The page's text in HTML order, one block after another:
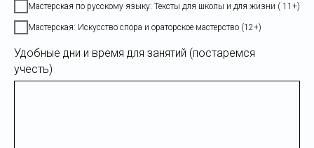
Мастерская по русскому языку: Тексты для школы и для жизни ( 11+)
Мастерская: Искусство спора и ораторское мастерство (12+)
Удобные дни и время для занятий (постаремся
учесть)